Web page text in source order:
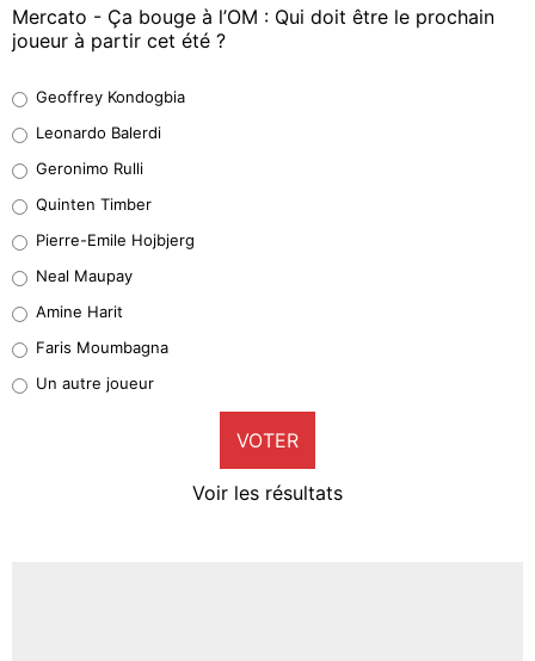
Mercato - Ça bouge à l’OM : Qui doit être le prochain
joueur à partir cet été ?
38%
32%
5%
1%
9%
Geoffrey Kondogbia
Leonardo Balerdi
Geronimo Rulli
Quinten Timber
Pierre-Emile Hojbjerg
Neal Maupay
Amine Harit
Faris Moumbagna
Un autre joueur
VOTER
Voir les résultats